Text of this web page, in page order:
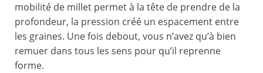
mobilité de millet permet à la tête de prendre de la
profondeur, la pression créé un espacement entre
les graines. Une fois debout, vous n’avez qu’à bien
remuer dans tous les sens pour qu’il reprenne
forme.